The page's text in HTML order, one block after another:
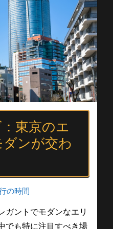
東京のエ
ンが交わ
の時間
ガントでモダンなエリ
でも特に注目すべき場